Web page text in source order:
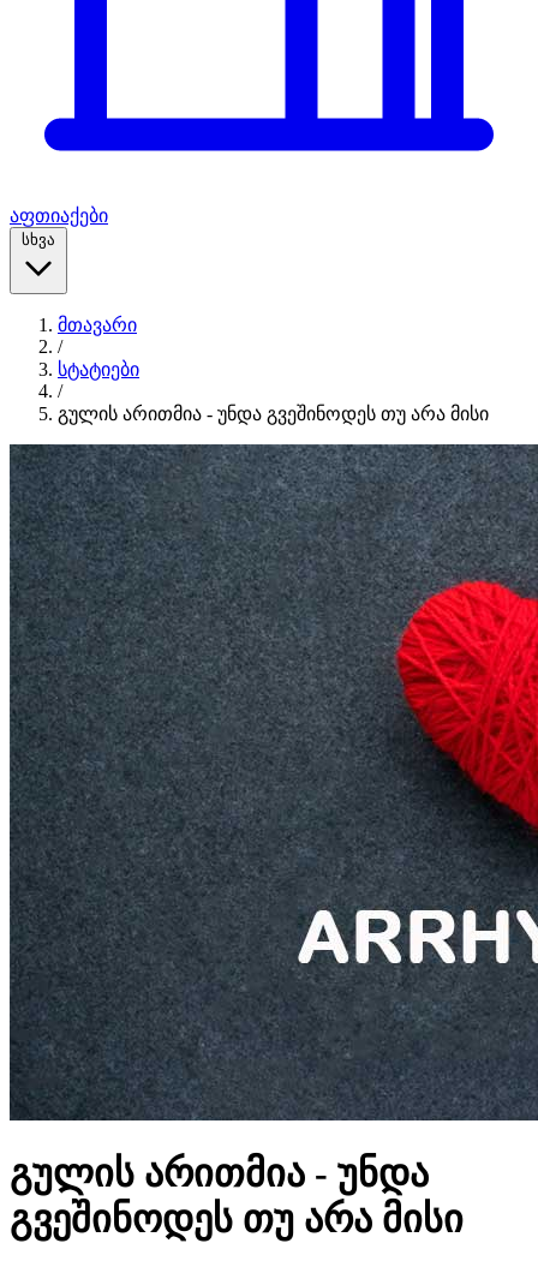
აფთიაქები
სხვა
მთავარი
/
სტატიები
/
გულის არითმია - უნდა გვეშინოდეს თუ არა მისი
გულის არითმია - უნდა
გვეშინოდეს თუ არა მისი